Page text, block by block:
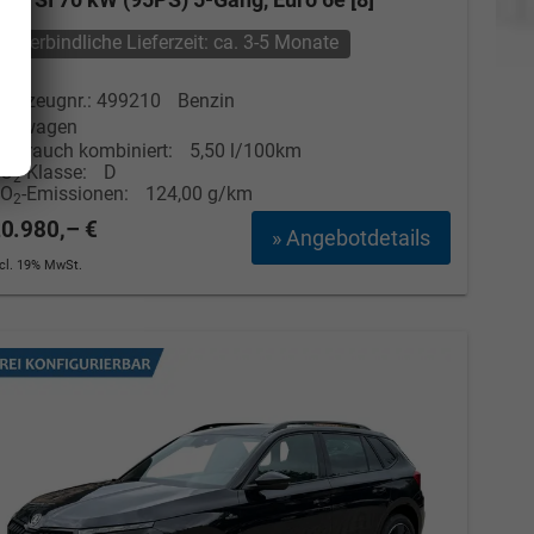
unverbindliche Lieferzeit: ca. 3-5 Monate
Fahrzeugnr.: 499210
Benzin
Neuwagen
Verbrauch kombiniert:
5,50 l/100km
2-Klasse:
D
2-Emissionen: 124,00 g/km
» Angebotdetails
€
19% MwSt.
Elvedin Calakovic
Tel. 04181/2176-27
calakovic@take-your-car.de